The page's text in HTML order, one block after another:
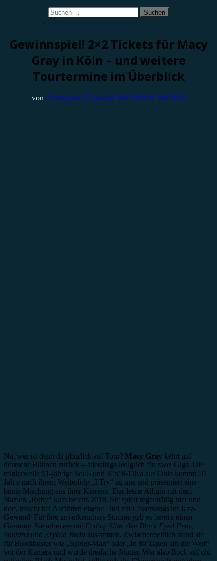
Suchen
nach:
,
Gewinnspiel! 2×2 Tickets für Macy
Gray in Köln – und weitere
Tourtermine im Überblick
von Christopher Filipecki9. Juli 201910. Juli 2019
Na, wer ist denn da plötzlich auf Tour? Macy Gray kehrt auf
deutsche Bühnen zurück – allerdings lediglich für zwei Gigs. Die
mittlerweile 51-jährige Soul- und R’n’B-Diva aus Ohio kommt 20
Jahre nach ihrem Welterfolg „I Try“ zu uns und präsentiert eine
bunte Mischung aus ihrer Karriere. Das letzte Album mit dem
Namen „Ruby“ kam bereits 2018. Sie spielt regelmäßig hier und
dort, mischt bei Auftritten eigene Titel mit Coversongs im Jazz-
Gewand. Für ihre unverkennbare Stimme gab es bereits einen
Grammy. Sie arbeitete mit Fatboy Slim, den Black Eyed Peas,
Santana und Erykah Badu zusammen. Zwischenzeitlich stand sie
für Blockbuster wie „Spider-Man“ oder „In 80 Tagen um die Welt“
vor der Kamera und wurde dreifache Mutter. Wer also Bock auf old